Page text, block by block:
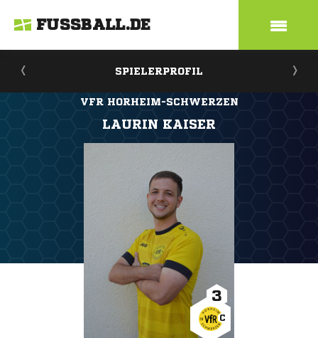
FUSSBALL.DE
SPIELERPROFIL
VFR HORHEIM-SCHWERZEN
LAURIN KAISER
3
C